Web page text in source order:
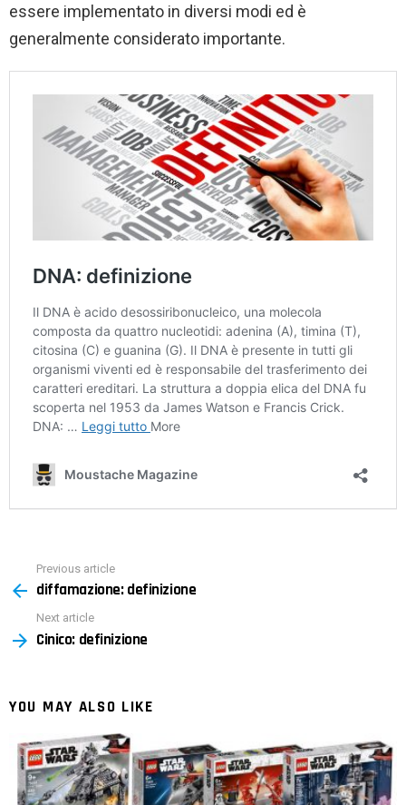
essere implementato in diversi modi ed è
generalmente considerato importante.
more
Previous article
diffamazione: definizione
Next article
Cinico: definizione
YOU MAY ALSO LIKE